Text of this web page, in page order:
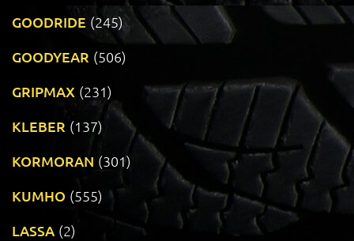
GOODRIDE (245)
GOODYEAR (506)
GRIPMAX (231)
KLEBER (137)
KORMORAN (301)
KUMHO (555)
LASSA (2)